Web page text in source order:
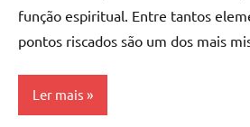
função espiritual. Entre tantos
pontos riscados são um dos mais
Ler mais